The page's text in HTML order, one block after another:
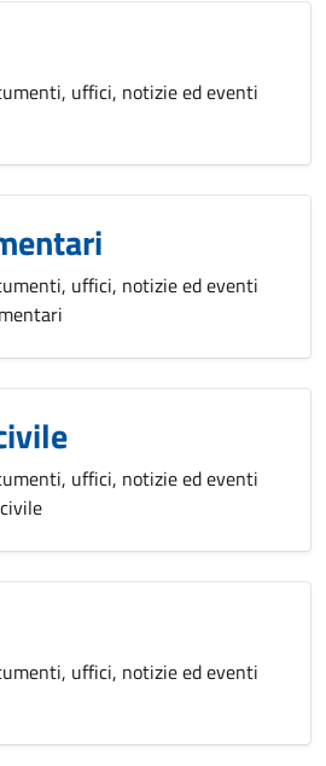
uffici, notizie ed eventi
uffici, notizie ed eventi
uffici, notizie ed eventi
uffici, notizie ed eventi